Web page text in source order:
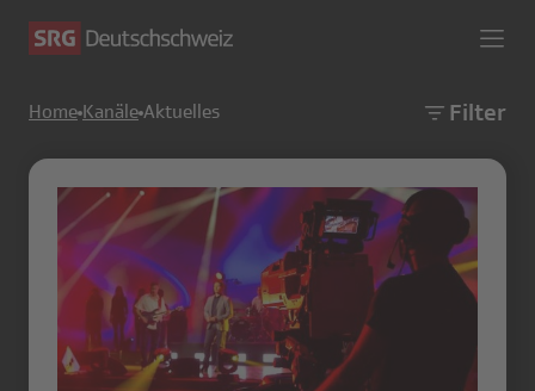
Home Kanäle Aktuelles Filter